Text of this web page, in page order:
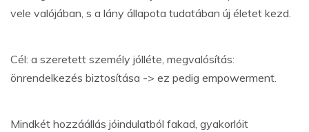
vele valójában, s a lány állapota tudatában új életet kezd.
Cél: a szeretett személy jólléte, megvalósítás:
önrendelkezés biztosítása -> ez pedig empowerment.
Mindkét hozzáállás jóindulatból fakad, gyakorlóit